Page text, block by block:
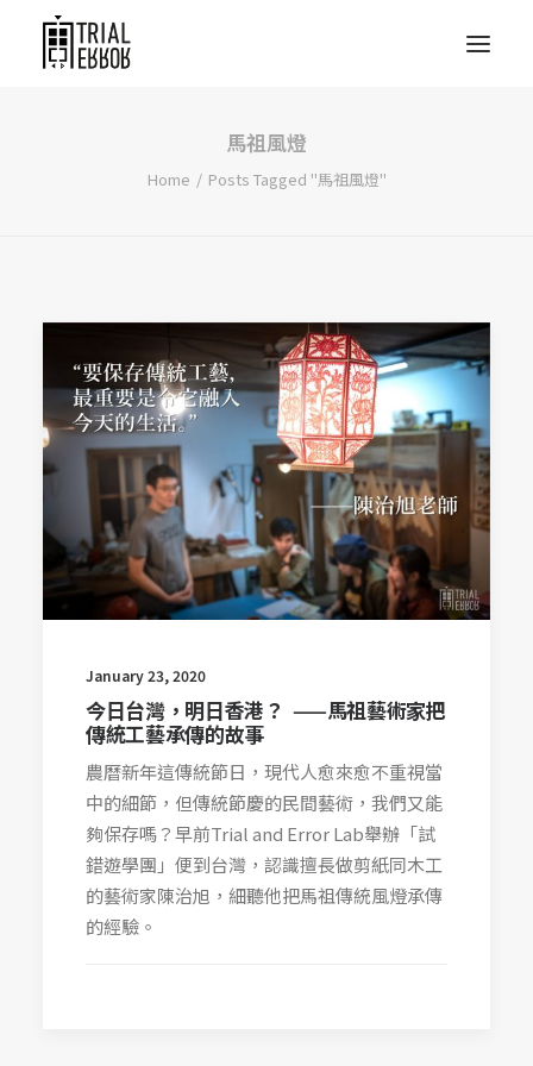
馬祖風燈
Home Posts Tagged "馬祖風燈"
January 23, 2020
今日台灣，明日香港？ ——馬祖藝術家把
傳統工藝承傳的故事
農曆新年這傳統節日，現代人愈來愈不重視當
中的細節，但傳統節慶的民間藝術，我們又能
夠保存嗎？早前Trial and Error Lab舉辦「試
錯遊學團」便到台灣，認識擅長做剪紙同木工
的藝術家陳治旭，細聽他把馬祖傳統風燈承傳
的經驗。